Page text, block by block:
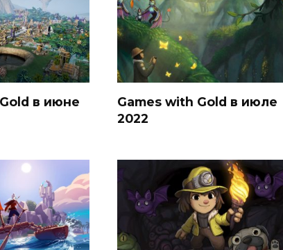
в июне
Games with Gold в июле
2022